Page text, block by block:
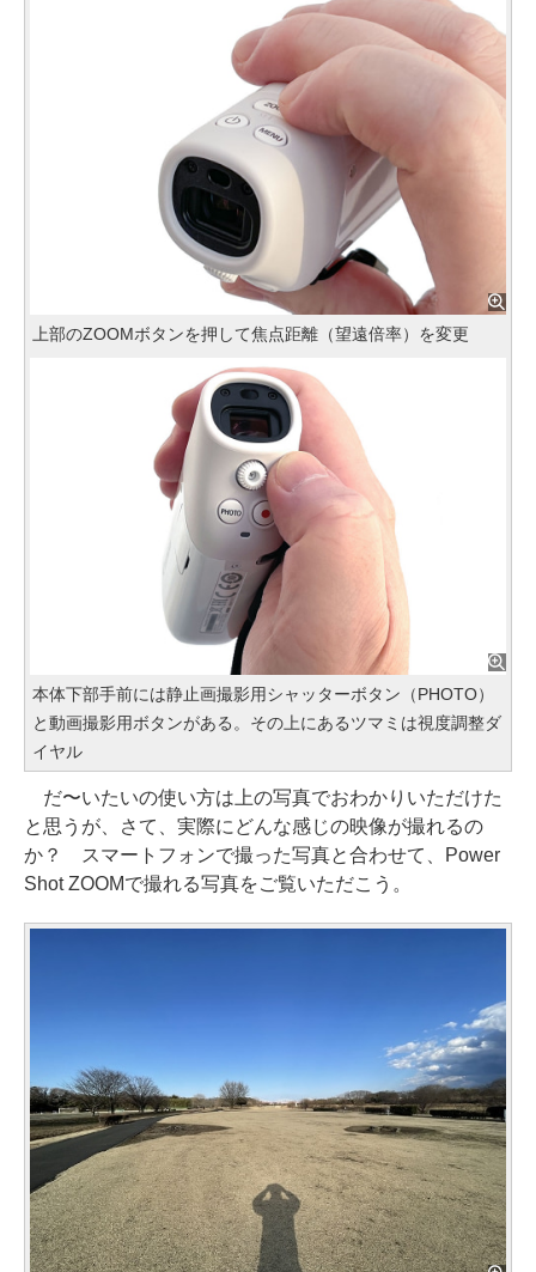
上部のZOOMボタンを押して焦点距離（望遠倍率）を変更
本体下部手前には静止画撮影用シャッターボタン（PHOTO）
と動画撮影用ボタンがある。その上にあるツマミは視度調整ダ
イヤル
だ〜いたいの使い方は上の写真でおわかりいただけた
と思うが、さて、実際にどんな感じの映像が撮れるの
か？ スマートフォンで撮った写真と合わせて、Power
Shot ZOOMで撮れる写真をご覧いただこう。